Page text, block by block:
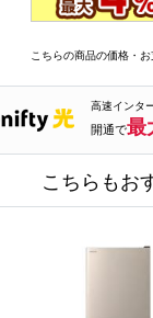
こちらの商品の価格・
高速インタ
開通で最
こちらもお